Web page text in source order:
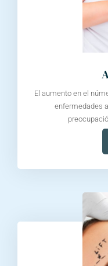
El aumento en el
enfermedades